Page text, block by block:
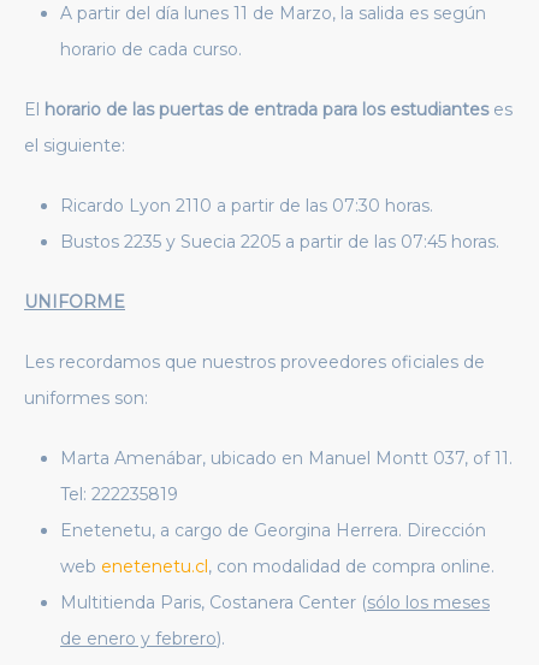
A partir del día lunes 11 de Marzo, la salida es según
horario de cada curso.
El horario de las puertas de entrada para los estudianteses
el siguiente:
Ricardo Lyon 2110 a partir de las 07:30 horas.
Bustos 2235 y Suecia 2205 a partir de las 07:45 horas.
UNIFORME
Les recordamos que nuestros proveedores oficiales de
uniformes son:
Marta Amenábar, ubicado en Manuel Montt 037, of 11.
Tel: 222235819
Enetenetu, a cargo de Georgina Herrera. Dirección
web enetenetu.cl, con modalidad de compra online.
Multitienda Paris, Costanera Center (sólo los meses
de enero y febrero).